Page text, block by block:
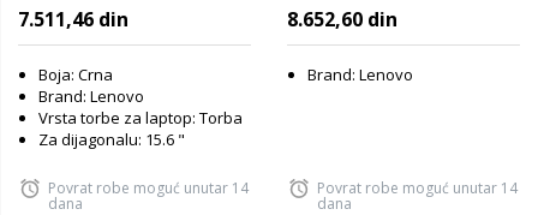
7.511,46 din
Boja: Crna
Brand: Lenovo
Vrsta torbe za laptop: Torba
Za dijagonalu: 15.6 "
Povrat robe moguć unutar 14
dana
8.652,60 din
Brand: Lenovo
Povrat robe moguć unutar 14
dana